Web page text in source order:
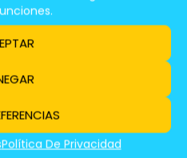
Política De Privacidad
De La Paella
valenciana es el
armoniosa de
de cocción y, por